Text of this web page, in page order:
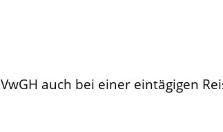
auch bei einer eintägigen